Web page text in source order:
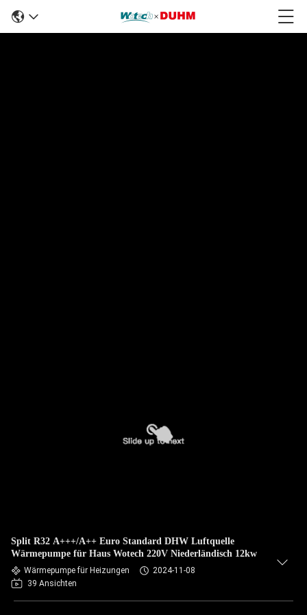
Split R32 A+++/A++ Euro Standard DHW Luftquelle
Wärmepumpe für Haus Wotech 220V Niederländisch 12kw
Wärmepumpe für Heizungen
2024-11-08
39 Ansichten